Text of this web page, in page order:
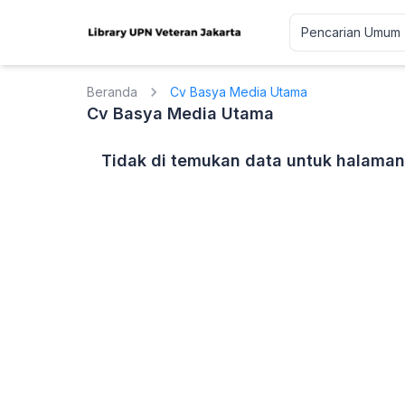
Beranda Cv Basya Media Utama
Cv Basya Media Utama
Tidak di temukan data untuk